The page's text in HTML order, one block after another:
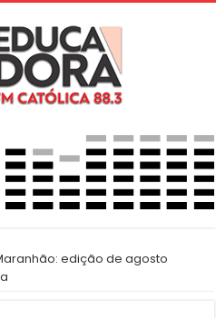
edição de agosto